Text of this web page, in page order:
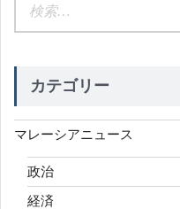
カテゴリー
マレーシアニュース
政治
経済